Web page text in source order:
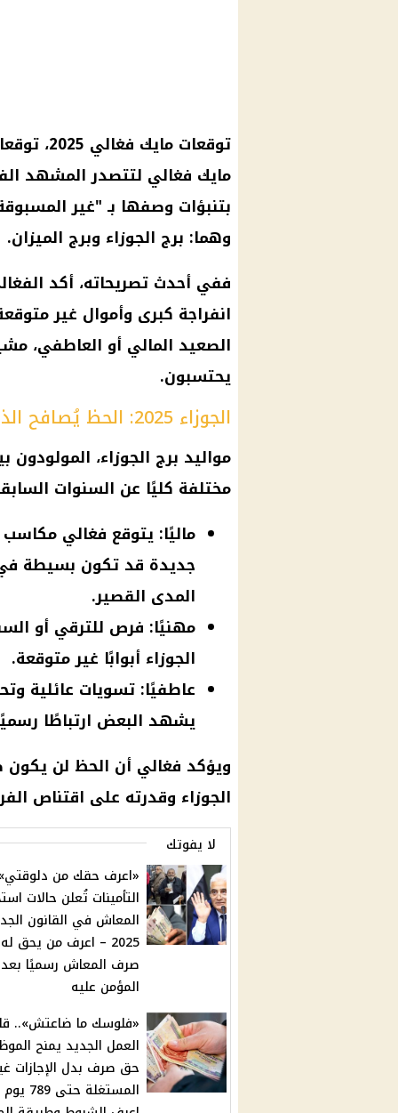
مايك فغالي لتتصدر المشهد
بتنبؤات وصفها بـ "غير
وهما: برج الجوزاء وبرج الميزان.
ففي أحدث تصريحاته، أكد
انفراجة كبرى وأموال غير
الصعيد المالي أو العاطفي،
يحتسبون.
الجوزاء 2025: الحظ يُصافح الذكاء
مختلفة كليًا عن السنوات
ماليًا: يتوقع فغالي
جديدة قد تكون بسيطة في
المدى القصير.
مهنيًا: فرص للترقي أو
الجوزاء أبوابًا غير متوقعة.
عاطفيًا: تسويات عائلية
يشهد البعض ارتباطًا
ويؤكد فغالي أن الحظ لن يكون
الجوزاء وقدرته على اقتناص
لا يفوتك
«اعرف حقك من
التأمينات تُعلن حالات
المعاش في القانون
2025 – اعرف من يحق له
صرف المعاش رسميًا
المؤمن عليه
«فلوسك ما ضاعتش»..
العمل الجديد يمنح
حق صرف بدل الإجازات
المستغلة حتى